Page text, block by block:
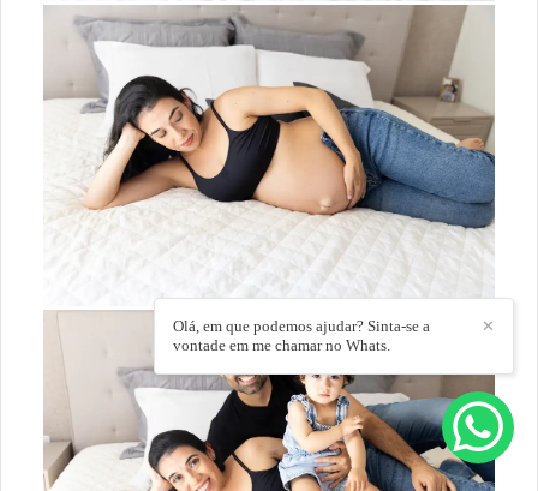
✕
Olá, em que podemos ajudar? Sinta-se a
vontade em me chamar no Whats.